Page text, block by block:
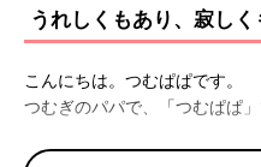
うれしくもあり、寂し
こんにちは。つむぱぱです。
つむぎのパパで、「つむぱぱ」
娘とのささいな日常を残して